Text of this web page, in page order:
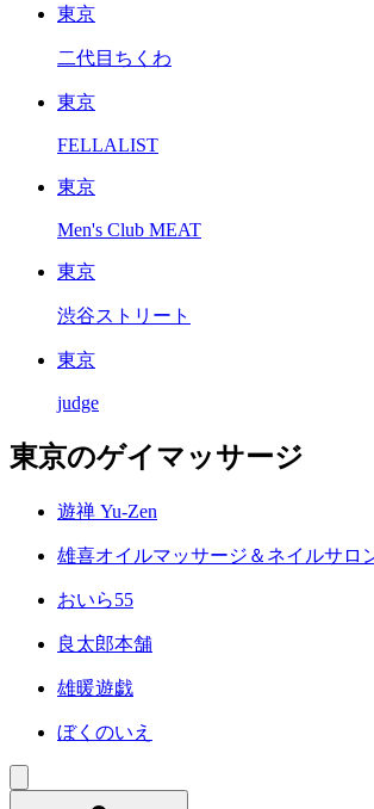
東京
二代目ちくわ
東京
FELLALIST
東京
Men's Club MEAT
東京
渋谷ストリート
東京
judge
東京のゲイマッサージ
遊禅 Yu-Zen
雄喜オイルマッサージ＆ネイルサロ
おいら55
良太郎本舗
雄暖遊戯
ぼくのいえ